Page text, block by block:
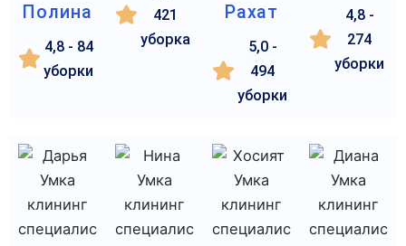
Полина
4,8 - 84
уборки
421
уборка
Рахат
5,0 -
494
уборки
4,8 -
274
уборки